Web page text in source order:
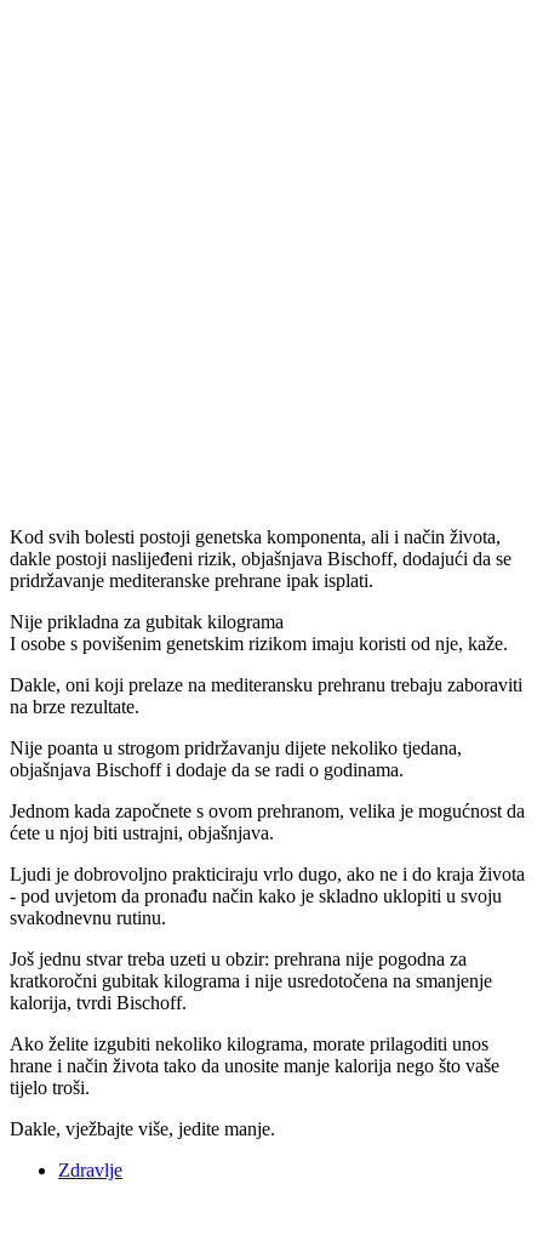
Kod svih bolesti postoji genetska komponenta, ali i način života,
dakle postoji naslijeđeni rizik, objašnjava Bischoff, dodajući da se
pridržavanje mediteranske prehrane ipak isplati.
Nije prikladna za gubitak kilograma
I osobe s povišenim genetskim rizikom imaju koristi od nje, kaže.
Dakle, oni koji prelaze na mediteransku prehranu trebaju zaboraviti
na brze rezultate.
Nije poanta u strogom pridržavanju dijete nekoliko tjedana,
objašnjava Bischoff i dodaje da se radi o godinama.
Jednom kada započnete s ovom prehranom, velika je mogućnost da
ćete u njoj biti ustrajni, objašnjava.
Ljudi je dobrovoljno prakticiraju vrlo dugo, ako ne i do kraja života
- pod uvjetom da pronađu način kako je skladno uklopiti u svoju
svakodnevnu rutinu.
Još jednu stvar treba uzeti u obzir: prehrana nije pogodna za
kratkoročni gubitak kilograma i nije usredotočena na smanjenje
kalorija, tvrdi Bischoff.
Ako želite izgubiti nekoliko kilograma, morate prilagoditi unos
hrane i način života tako da unosite manje kalorija nego što vaše
tijelo troši.
Dakle, vježbajte više, jedite manje.
Zdravlje